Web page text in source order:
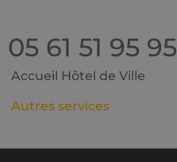
05 61 51 95 95
Accueil Hôtel de Ville
Autres services